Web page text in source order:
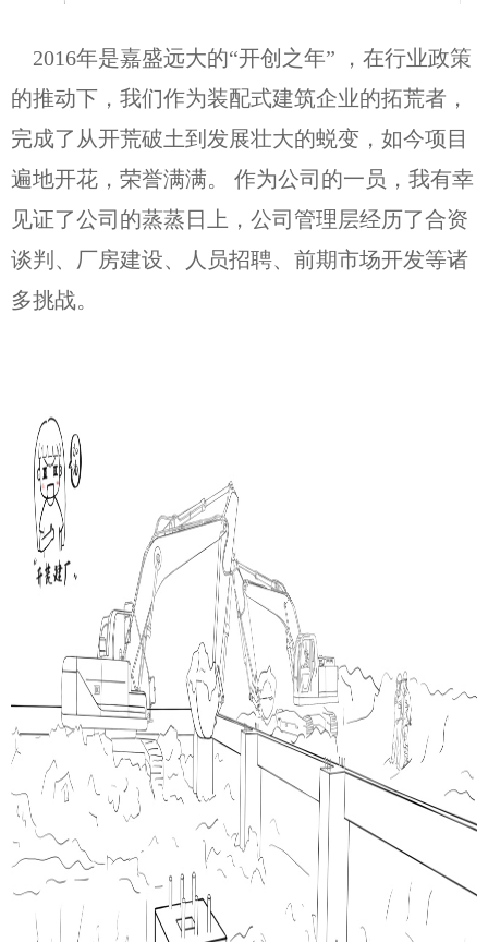
2016年是嘉盛远大的“开创之年” ，在行业政策
的推动下，我们作为装配式建筑企业的拓荒者，
完成了从开荒破土到发展壮大的蜕变，如今项目
遍地开花，荣誉满满。 作为公司的一员，我有幸
见证了公司的蒸蒸日上，公司管理层经历了合资
谈判、厂房建设、人员招聘、前期市场开发等诸
多挑战。